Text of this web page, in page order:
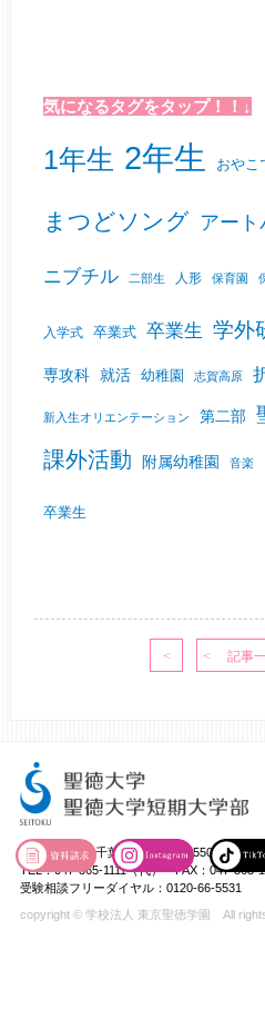
気になるタグをタップ！！↓
1年生 2年生 おやこ
まつどソング アート
ニブチル 二部生 人形 保育園
入学式 卒業式 卒業生 学外
専攻科 就活 幼稚園 志賀高原
新入生オリエンテーション 第二部
課外活動 附属幼稚園 音楽
卒業生
〒271-8555 千葉県松戸市岩瀬550
TEL：047-365-1111（代） FAX：047-363-
受験相談フリーダイヤル：0120-66-5531
copyright © 学校法人 東京聖徳学園 All